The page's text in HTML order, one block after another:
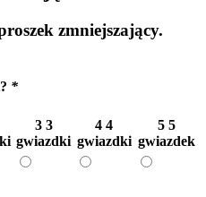
zmniejszający.
*
3 3
gwiazdki
4 4
gwiazdki
5 5
gwiazdek